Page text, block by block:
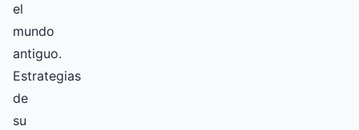
el
mundo
antiguo.
Estrategias
de
su